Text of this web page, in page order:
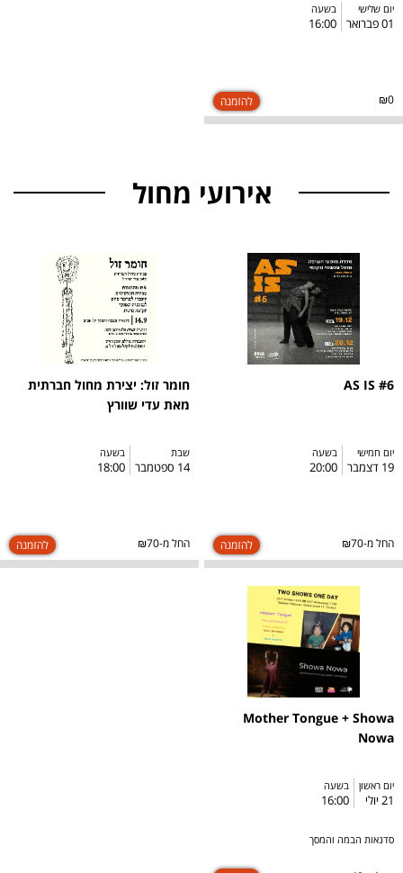
יום שלישי
01 פברואר
בשעה
16:00
₪0
אירועי מחול
AS IS #6
יום חמישי
19 דצמבר
בשעה
20:00
החל מ-₪70
חומר זול: יצירת מחול חברתית
מאת עדי שוורץ
שבת
14 ספטמבר
בשעה
18:00
החל מ-₪70
Mother Tongue + Showa
Nowa
יום ראשון
21 יולי
בשעה
16:00
סדנאות הבמה והמסך